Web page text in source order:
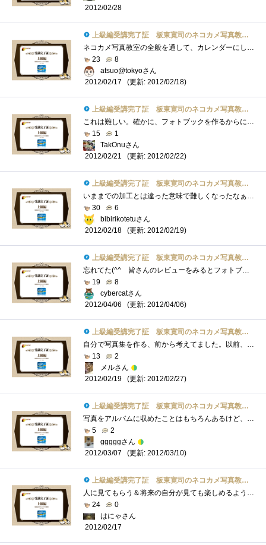
2012/02/28
上級編受講完了証 板東寛司のネコカメ写真教室パート2
ネコカメ写真教室の全般を通して、カレンダーにしろスライドショーにしろ、今回の写真集などは特に撮影時からテーマを決めて撮ることが重要�...
23
8
atsuo@tokyoさん
2012/02/17
(更新: 2012/02/18)
上級編受講完了証 板東寛司のネコカメ写真教室パート2
これは難しい。確かに、フォトブックを作るからにはテーマがいる。しかしこういうのって、例もそうだけど、今まで撮った写真からテーマを決�...
15
1
TakOnuさん
2012/02/21
(更新: 2012/02/22)
上級編受講完了証 板東寛司のネコカメ写真教室パート2
いままでの加工とは違った意味で難しくなったなぁラフかぁ・・・・仕事で一杯書いてるよwwwでもこれって色々な応用ができるかなぁと読みなが�...
30
6
bibirikotetuさん
2012/02/18
(更新: 2012/02/19)
上級編受講完了証 板東寛司のネコカメ写真教室パート2
忘れてた(^^ゞ皆さんのレビューをみるとフォトブックを創れるのは記念にはなるね。でもまず写真が程度上手くないとね。あと動くもの対象だと�...
19
8
cybercatさん
2012/04/06
(更新: 2012/04/06)
上級編受講完了証 板東寛司のネコカメ写真教室パート2
自分で写真集を作る、前から考えてました。以前、フリーペーパーの編集に携わっていたことがあり、出版に関して少々知識はあるものの、個人�...
13
2
メルさん
2012/02/19
(更新: 2012/02/27)
上級編受講完了証 板東寛司のネコカメ写真教室パート2
写真をアルバムに収めたことはもちろんあるけど、テーマとか何を伝えたいかとかまで考えたことがなかった。フォトブックっていう感じではな�...
5
2
gggggさん
2012/03/07
(更新: 2012/03/10)
上級編受講完了証 板東寛司のネコカメ写真教室パート2
人に見てもらう＆将来の自分が見ても楽しめるようなテーマってなかなか考え付かないのですが、こういうのは場数勝負のような気がするので、�...
24
0
はにゃさん
2012/02/17